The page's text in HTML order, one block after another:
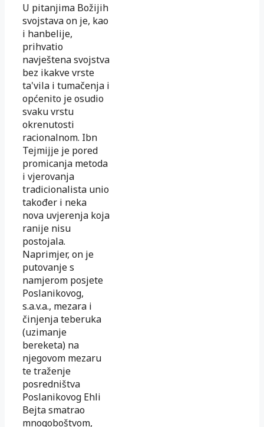
U pitanjima Božijih
svojstava on je, kao
i hanbelije,
prihvatio
navještena svojstva
bez ikakve vrste
ta'vila i tumačenja i
općenito je osudio
svaku vrstu
okrenutosti
racionalnom. Ibn
Tejmijje je pored
promicanja metoda
i vjerovanja
tradicionalista unio
također i neka
nova uvjerenja koja
ranije nisu
postojala.
Naprimjer, on je
putovanje s
namjerom posjete
Poslanikovog,
s.a.v.a., mezara i
činjenja teberuka
(uzimanje
bereketa) na
njegovom mezaru
te traženje
posredništva
Poslanikovog Ehli
Bejta smatrao
mnogoboštvom,